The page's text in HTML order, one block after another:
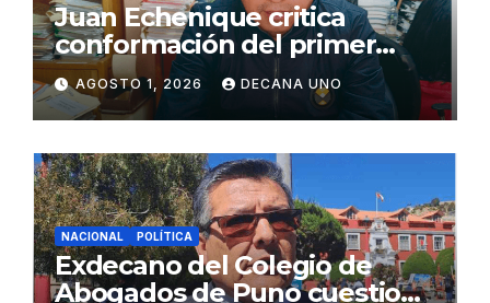
Juan Echenique critica
conformación del primer
gabinete ministerial de Keiko
Fujimori
AGOSTO 1, 2026 DECANA UNO
NACIONAL POLÍTICA
Exdecano del Colegio de
Abogados de Puno cuestiona